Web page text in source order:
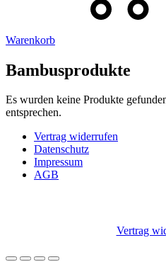
Warenkorb
Bambusprodukte
Es wurden keine Produkte
entsprechen.
Vertrag widerrufen
Datenschutz
Impressum
AGB
Vertrag